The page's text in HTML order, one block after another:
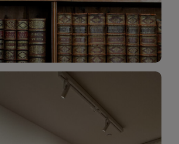
Katalog Zbiorów
Galeria Zdjęć